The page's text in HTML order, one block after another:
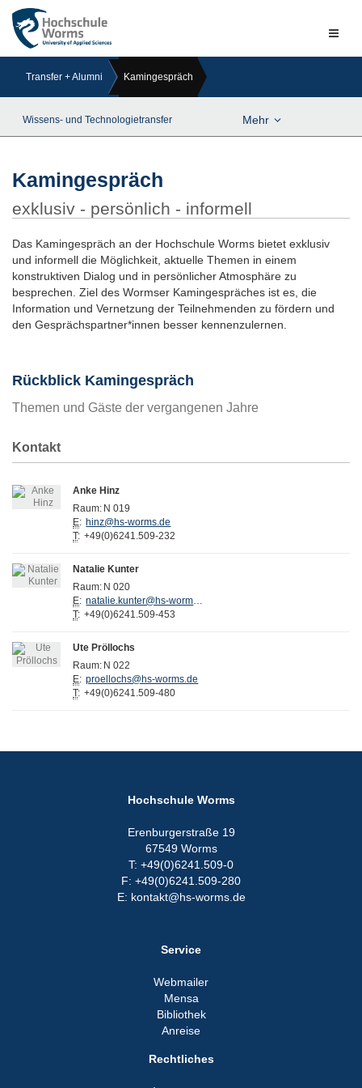
Transfer + Alumni Kamingespräch
Wissens- und Technologietransfer Mehr
Kamingespräch
exklusiv - persönlich - informell
Das Kamingespräch an der Hochschule Worms bietet exklusiv
und informell die Möglichkeit, aktuelle Themen in einem
konstruktiven Dialog und in persönlicher Atmosphäre zu
besprechen. Ziel des Wormser Kamingespräches ist es, die
Information und Vernetzung der Teilnehmenden zu fördern und
den Gesprächspartner*innen besser kennenzulernen.
Rückblick Kamingespräch
Themen und Gäste der vergangenen Jahre
Kontakt
Anke Hinz
Raum: N 019
E: hinz@hs-worms.de
T: +49(0)6241.509-232
Natalie Kunter
Raum: N 020
E:
natalie.kunter@hs-worms.de
T: +49(0)6241.509-453
Ute Pröllochs
Raum: N 022
E: proellochs@hs-worms.de
T: +49(0)6241.509-480
Hochschule Worms
Erenburgerstraße 19
67549 Worms
T: +49(0)6241.509-0
F: +49(0)6241.509-280
E: kontakt@hs-worms.de
Service
Webmailer
Mensa
Bibliothek
Anreise
Rechtliches